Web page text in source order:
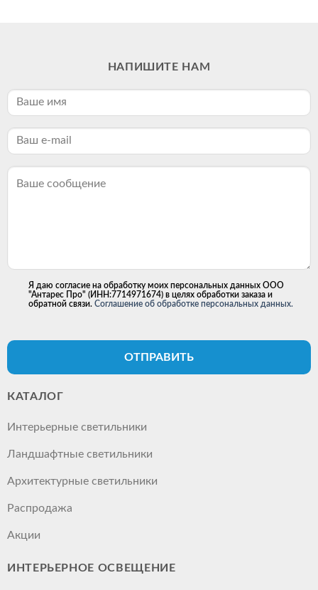
НАПИШИТЕ НАМ
Я даю согласие на обработку моих персональных данных ООО
"Антарес Про" (ИНН:7714971674) в целях обработки заказа и
обратной связи. Соглашение об обработке персональных данных.
ОТПРАВИТЬ
КАТАЛОГ
Интерьерные светильники
Ландшафтные светильники
Архитектурные светильники
Распродажа
Акции
ИНТЕРЬЕРНОЕ ОСВЕЩЕНИЕ